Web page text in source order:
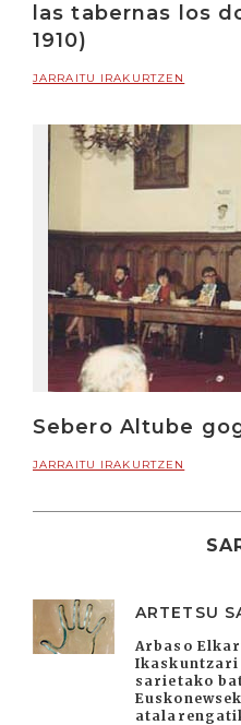
las tabernas los
1910)
JARRAITU IRAKURTZEN
Sebero Altube
JARRAITU IRAKURTZEN
ARTETSU
Arbaso
Ikaskuntzari
sarietako